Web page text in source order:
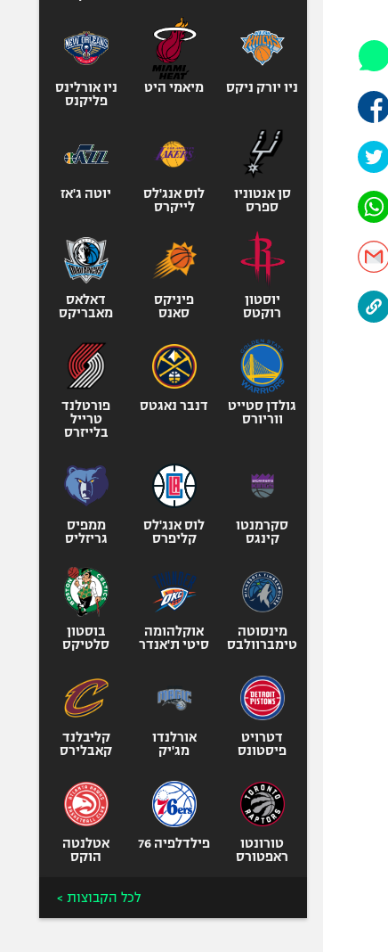
אופניים
ספורט מוטורי
כדורמים
בייסבול MLB
ספורט אתגרי
אומנויות לחימה
ניו יורק ניקס מיאמי היט
ניו אורלינס
פליקנס
סן אנטוניו
ספרס
לוס אנג'לס
לייקרס
יוטה ג'אז
יוסטון
רוקטס
פיניקס
סאנס
דאלאס
מאבריקס
גולדן סטייט
ווריורס
דנבר נאגטס
פורטלנד
טרייל
בלייזרס
סקרמנטו
קינגס
לוס אנג'לס
קליפרס
ממפיס
גריזליס
מינסוטה
טימברוולבס
אוקלהומה
סיטי ת'אנדר
בוסטון
סלטיקס
דטרויט
פיסטונס
אורלנדו
מג'יק
קליבלנד
קאבלירס
טורונטו
ראפטורס
פילדלפיה 76
אטלנטה
הוקס
לכל הקבוצות >